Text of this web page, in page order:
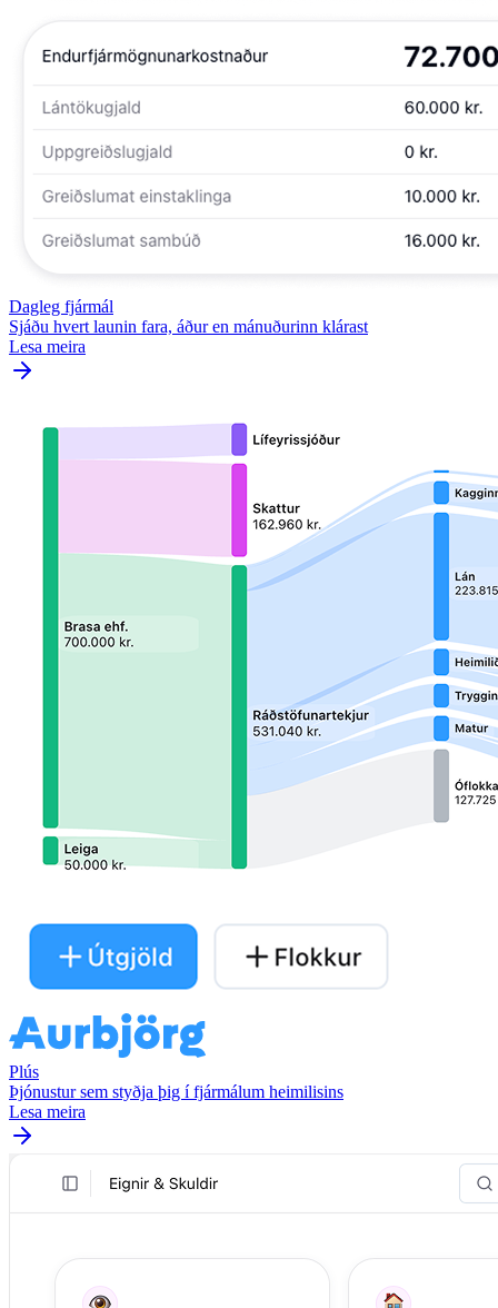
Dagleg fjármál
Sjáðu hvert launin fara, áður en mánuðurinn klárast
Lesa meira
Plús
Þjónustur sem styðja þig í fjármálum heimilisins
Lesa meira